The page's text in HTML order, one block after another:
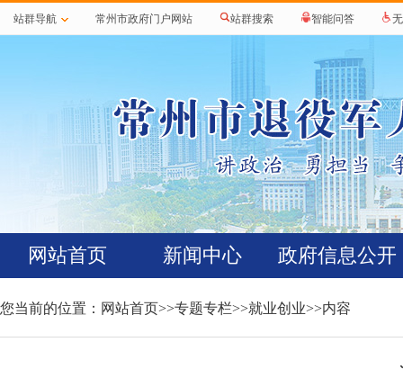
站群导航 常州市政府门户网站 站群搜索 智能问答
网站首页 新闻中心 政府信息公开
您当前的位置： 网站首页>>专题专栏>>就业创业>>内容